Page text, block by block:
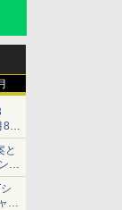
8日
が
と
ヒ
ツ